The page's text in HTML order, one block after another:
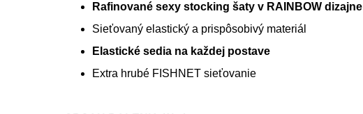
Rafinované sexy stocking šaty v RAINBOW dizajne
Sieťovaný elastický a prispôsobivý materiál
Elastické sedia na každej postave
Extra hrubé FISHNET sieťovanie